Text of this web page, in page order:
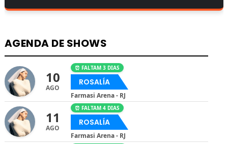
AGENDA DE SHOWS
10
AGO
⏰ FALTAM 3 DIAS
ROSALÍA
Farmasi Arena - RJ
11
AGO
⏰ FALTAM 4 DIAS
ROSALÍA
Farmasi Arena - RJ